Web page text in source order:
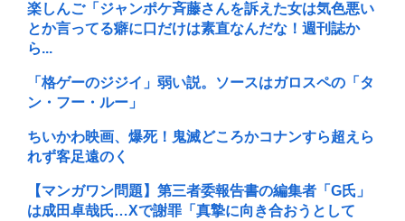
楽しんご「ジャンポケ斉藤さんを訴えた女は気色悪い
とか言ってる癖に口だけは素直なんだな！週刊誌か
ら...
「格ゲーのジジイ」弱い説。ソースはガロスペの「タ
ン・フー・ルー」
ちいかわ映画、爆死！鬼滅どころかコナンすら超えら
れず客足遠のく
【マンガワン問題】第三者委報告書の編集者「G氏」
は成田卓哉氏…Xで謝罪「真摯に向き合おうとして